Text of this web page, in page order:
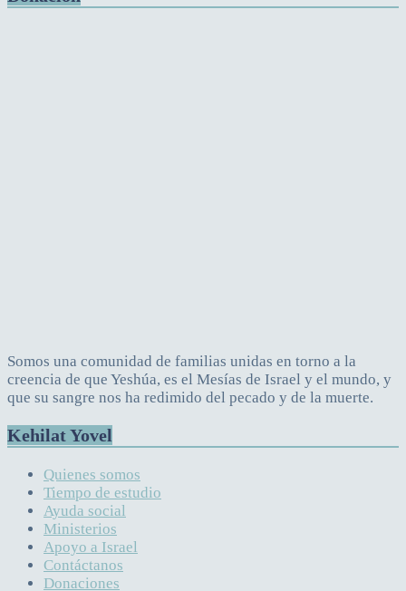
Somos una comunidad de familias unidas en torno a la
creencia de que Yeshúa, es el Mesías de Israel y el mundo, y
que su sangre nos ha redimido del pecado y de la muerte.
Kehilat Yovel
Quienes somos
Tiempo de estudio
Ayuda social
Ministerios
Apoyo a Israel
Contáctanos
Donaciones